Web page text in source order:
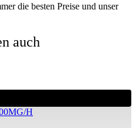
die besten Preise und unser
auch